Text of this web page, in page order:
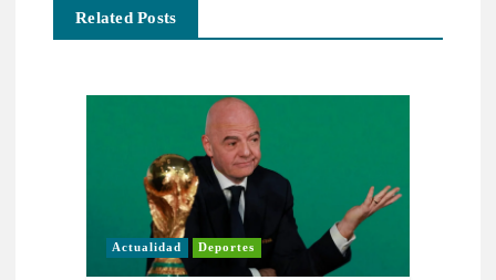
Related Posts
Actualidad Deportes